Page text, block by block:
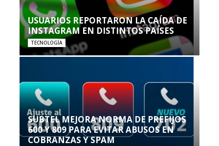
USUARIOS REPORTARON LA CAÍDA DE
INSTAGRAM EN DISTINTOS PAÍSES
TECNOLOGÍA
SUBTEL MEJORA NORMA DE PREFIJOS
600 Y 809 PARA EVITAR ABUSOS EN
COBRANZAS Y SPAM